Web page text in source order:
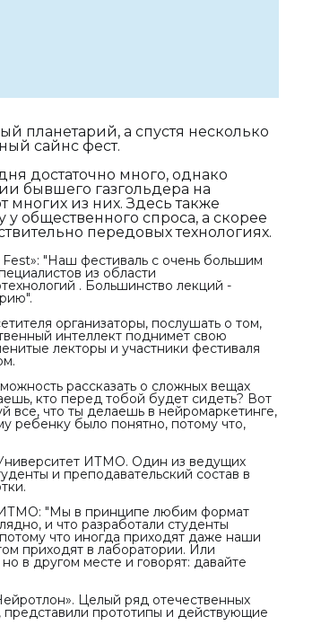
планетарий, а спустя несколько
сайнс фест.
достаточно много, однако
бывшего газгольдера на
многих из них. Здесь также
общественного спроса, а скорее
передовых технологиях.
"Наш фестиваль с очень большим
из области
. Большинство лекций -
организаторы, послушать о том,
интеллект поднимет свою
лекторы и участники фестиваля
рассказать о сложных вещах
кто перед тобой будет сидеть? Вот
все, что ты делаешь в нейромаркетинге,
ребенку было понятно, потому что,
ИТМО. Один из ведущих
и преподавательский состав в
ИТМО: "Мы в принципе любим формат
и что разработали студенты
что иногда приходят даже наши
приходят в лаборатории. Или
в другом месте и говорят: давайте
Целый ряд отечественных
прототипы и действующие